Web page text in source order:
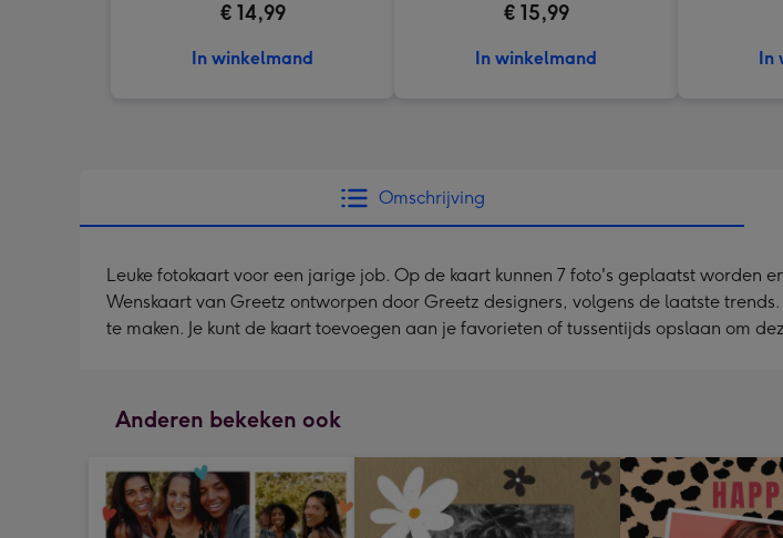
€ 14,99
In winkelmand
€ 15,99
In winkelmand In
Omschrijving
Leuke fotokaart voor een jarige job. Op de kaart kunnen 7 foto's geplaatst worden
Wenskaart van Greetz ontworpen door Greetz designers, volgens de laatste
te maken. Je kunt de kaart toevoegen aan je favorieten of tussentijds opslaan om
Anderen bekeken ook